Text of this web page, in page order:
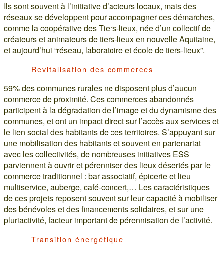
Ils sont souvent à l’initiative d’acteurs locaux, mais des
réseaux se développent pour accompagner ces démarches,
comme la coopérative des Tiers-lieux, née d’un collectif de
créateurs et animateurs de tiers-lieux en nouvelle Aquitaine,
et aujourd’hui “réseau, laboratoire et école de tiers-lieux”.
Revitalisation des commerces
59% des communes rurales ne disposent plus d’aucun
commerce de proximité. Ces commerces abandonnés
participent à la dégradation de l’image et du dynamisme des
communes, et ont un impact direct sur l’accès aux services et
le lien social des habitants de ces territoires. S’appuyant sur
une mobilisation des habitants et souvent en partenariat
avec les collectivités, de nombreuses initiatives ESS
parviennent à ouvrir et pérenniser des lieux désertés par le
commerce traditionnel : bar associatif, épicerie et lieu
multiservice, auberge, café-concert,… Les caractéristiques
de ces projets reposent souvent sur leur capacité à mobiliser
des bénévoles et des financements solidaires, et sur une
pluriactivité, facteur important de pérennisation de l’activité.
Transition énergétique